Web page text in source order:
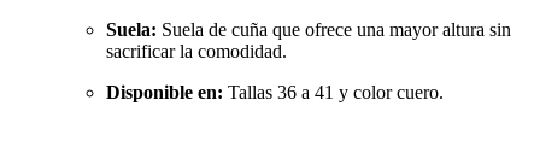
Suela: Suela de cuña que ofrece una mayor altura sin
sacrificar la comodidad.
Disponible en: Tallas 36 a 41 y color cuero.